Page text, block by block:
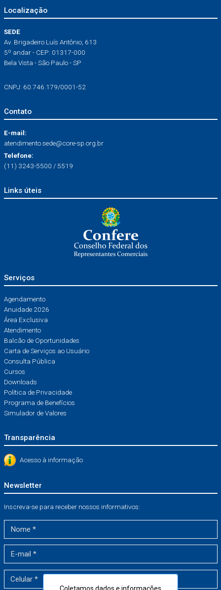
Localização
SEDE
Av. Brigadeiro Luís Antônio, 613
5º andar - CEP: 01317-000
Bela Vista - São Paulo - SP
CNPJ: 60.746.179/0001-52
Contato
E-mail:
atendimento.sede@core-sp.org.br
Telefone:
(11) 3243-5500 / 5519
Links úteis
Serviços
Agendamento
Anuidade 2026
Área Exclusiva
Atendimento
Balcão de Oportunidades
Carta de Serviços ao Usuário
Consulta Pública
Cursos
Downloads
Política de Privacidade
Programa de Benefícios
Simulador de Valores
Transparência
Acesso à informação
Newsletter
Inscreva-se para receber nossos informativos: